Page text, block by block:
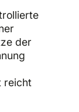
der
reicht